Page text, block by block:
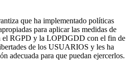
que ha implementado políticas
para aplicar las medidas de
el RGPD y la LOPDGDD con el fin de
de los USUARIOS y les ha
adecuada para que puedan ejercerlos.